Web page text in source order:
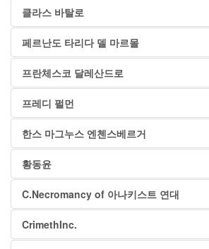
클라스 바탈로
페르난도 타리다 델 마르몰
프란체스코 달레산드로
프레디 펄먼
한스 마그누스 엔첸스베르거
황동윤
C.Necromancy of 아나키스트 연대
CrimethInc.